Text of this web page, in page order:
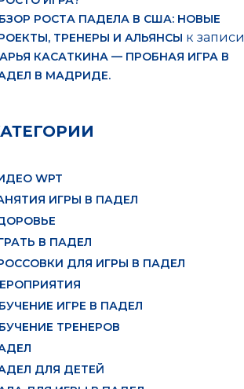
РОСТА ПАДЕЛА В США: НОВЫЕ
ТРЕНЕРЫ И АЛЬЯНСЫ к записи
КАСАТКИНА — ПРОБНАЯ ИГРА В
В МАДРИДЕ.
WPT
ИГРЫ В ПАДЕЛ
В ПАДЕЛ
ДЛЯ ИГРЫ В ПАДЕЛ
ИГРЕ В ПАДЕЛ
ТРЕНЕРОВ
ДЛЯ ДЕТЕЙ